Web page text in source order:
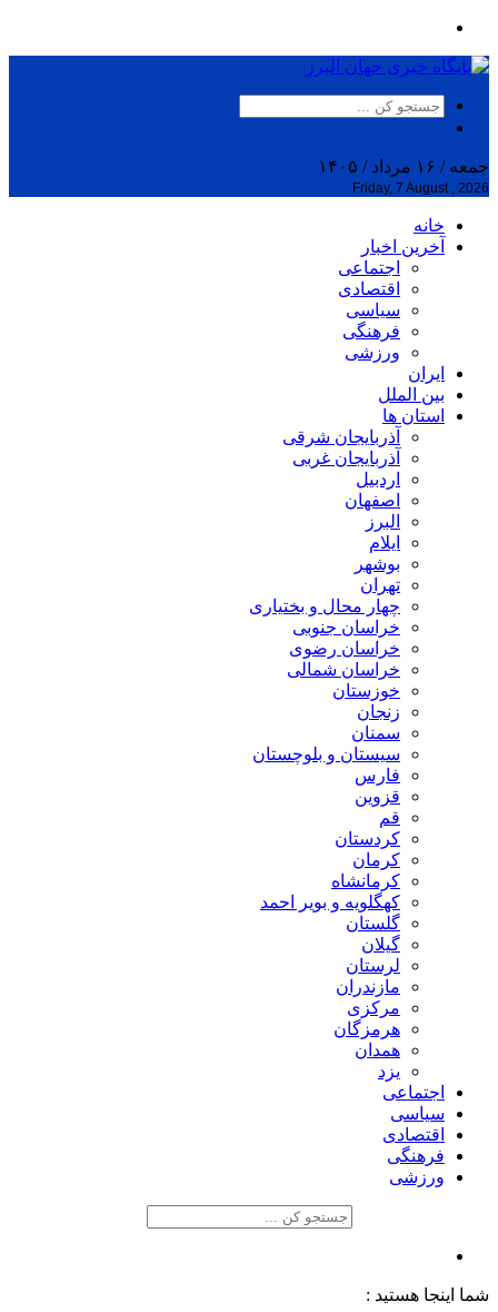
جمعه / ۱۶ مرداد / ۱۴۰۵
Friday, 7 August , 2026
خانه
آخرین اخبار
اجتماعی
اقتصادی
سیاسی
فرهنگی
ورزشی
ایران
بین الملل
استان ها
آذربایجان شرقی
آذربایجان غربی
اردبیل
اصفهان
البرز
ایلام
بوشهر
تهران
چهار محال و بختیاری
خراسان جنوبی
خراسان رضوی
خراسان شمالی
خوزستان
زنجان
سمنان
سیستان و بلوچستان
فارس
قزوین
قم
کردستان
کرمان
کرمانشاه
کهگلویه و بویر احمد
گلستان
گیلان
لرستان
مازندران
مرکزی
هرمزگان
همدان
یزد
اجتماعی
سیاسی
اقتصادی
فرهنگی
ورزشی
شما اینجا هستید :